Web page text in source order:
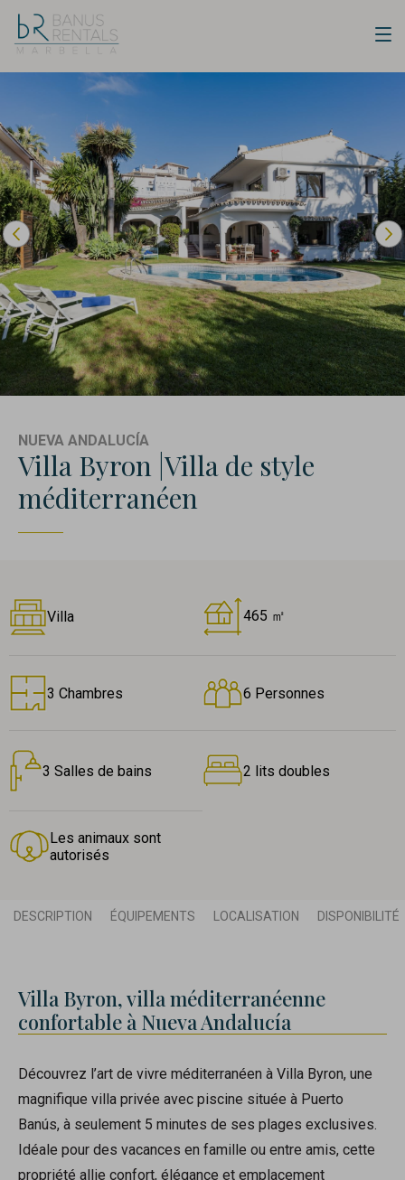
NUEVA ANDALUCÍA
Villa Byron |Villa de style
méditerranéen
Villa 465 ㎡
3 Chambres 6 Personnes
3 Salles de bains 2 lits doubles
Les animaux sont
autorisés
DESCRIPTION ÉQUIPEMENTS LOCALISATION DISPONIBILITÉ
Villa Byron, villa méditerranéenne
confortable à Nueva Andalucía
Découvrez l’art de vivre méditerranéen à Villa Byron, une
magnifique villa privée avec piscine située à Puerto
Banús, à seulement 5 minutes de ses plages exclusives.
Idéale pour des vacances en famille ou entre amis, cette
propriété allie confort, élégance et emplacement